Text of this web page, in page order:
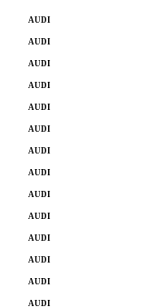
AUDI
AUDI
AUDI
AUDI
AUDI
AUDI
AUDI
AUDI
AUDI
AUDI
AUDI
AUDI
AUDI
AUDI